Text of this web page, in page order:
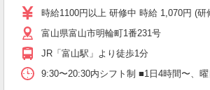
時給1100円以上 研修中 時給 1,070円 (
富山県富山市明輪町1番231号
JR「富山駅」より徒歩1分
9:30〜20:30内シフト制 ■1日4時間〜、